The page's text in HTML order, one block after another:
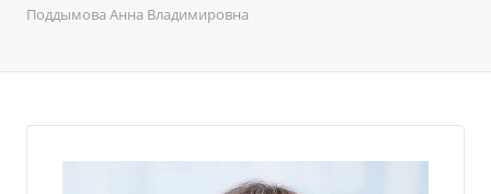
Поддымова Анна Владимировна